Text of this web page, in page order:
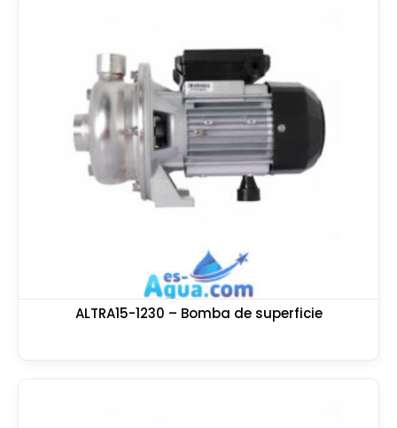
ALTRA15-1230 – Bomba de superficie